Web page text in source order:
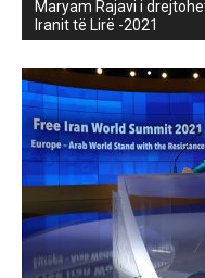
Maryam Rajavi i
Iranit të Lirë -2021